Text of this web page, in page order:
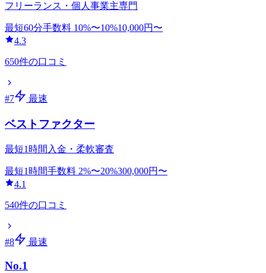
フリーランス・個人事業主専門
最短60分手数料 10%〜10%10,000円〜
4.3
650件の口コミ
#7 最速
ベストファクター
最短1時間入金・柔軟審査
最短1時間手数料 2%〜20%300,000円〜
4.1
540件の口コミ
#8 最速
No.1